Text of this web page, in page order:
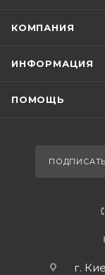
КОМПАНИЯ
ИНФОРМАЦИЯ
ПОМОЩЬ
г.